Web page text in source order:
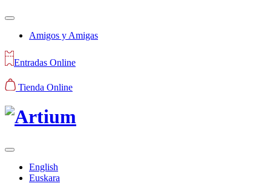
Amigos y Amigas
Entradas Online
Tienda Online
English
Euskara